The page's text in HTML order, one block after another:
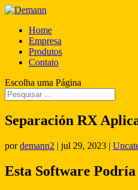
Home
Empresa
Produtos
Contato
Escolha uma Página
Separación RX
pordemann2 | jul 29, 2023 |
Esta Software